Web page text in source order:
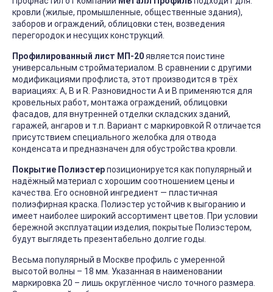
кровли (жилые, промышленные, общественные здания),
заборов и ограждений, облицовки стен, возведения
перегородок и несущих конструкций.
Профилированный лист МП-20является поистине
универсальным стройматериалом. В сравнении с другими
модификациями профлиста, этот производится в трёх
вариациях: А, В и R. Разновидности А и В применяются для
кровельных работ, монтажа ограждений, облицовки
фасадов, для внутренней отделки складских зданий,
гаражей, ангаров и т.п. Вариант с маркировкой R отличается
присутствием специального желобка для отвода
конденсата и предназначен для обустройства кровли.
Покрытие Полиэстерпозиционируется как популярный и
надёжный материал с хорошим соотношением цены и
качества. Его основной ингредиент — пластичная
полиэфирная краска. Полиэстер устойчив к выгоранию и
имеет наиболее широкий ассортимент цветов. При условии
бережной эксплуатации изделия, покрытые Полиэстером,
будут выглядеть презентабельно долгие годы.
Весьма популярный в Москве профиль с умеренной
высотой волны – 18 мм. Указанная в наименовании
маркировка 20 – лишь округлённое число точного размера.